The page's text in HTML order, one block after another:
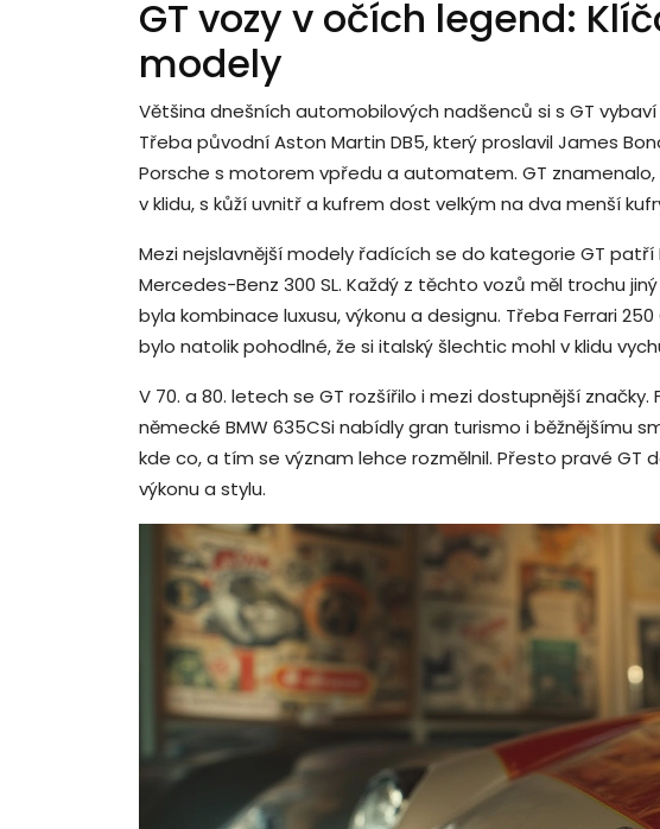
GT vozy v očích legend:
modely
Většina dnešních automobilových nadšenců si s GT
Třeba původní Aston Martin DB5, který proslavil James
Porsche s motorem vpředu a automatem. GT
v klidu, s kůží uvnitř a kufrem dost velkým na dva menší
Mezi nejslavnější modely řadících se do kategorie GT patří
Mercedes-Benz 300 SL. Každý z těchto vozů měl trochu
byla kombinace luxusu, výkonu a designu. Třeba Ferrari
bylo natolik pohodlné, že si italský šlechtic mohl v klidu
V 70. a 80. letech se GT rozšířilo i mezi dostupnější
německé BMW 635CSi nabídly gran turismo i běžnějšímu
kde co, a tím se význam lehce rozmělnil. Přesto pravé GT
výkonu a stylu.